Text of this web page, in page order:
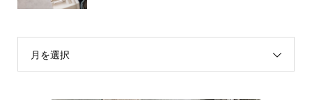
月を選択